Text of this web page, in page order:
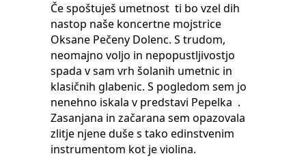
Če spoštuješ umetnost ti bo vzel dih
nastop naše koncertne mojstrice
Oksane Pečeny Dolenc. S trudom,
neomajno voljo in nepopustljivostjo
spada v sam vrh šolanih umetnic in
klasičnih glabenic. S pogledom sem jo
nenehno iskala v predstavi Pepelka .
Zasanjana in začarana sem opazovala
zlitje njene duše s tako edinstvenim
instrumentom kot je violina.